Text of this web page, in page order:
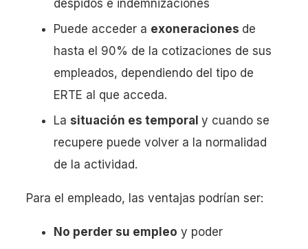
despidos e indemnizaciones
Puede acceder a exoneraciones de
hasta el 90% de la cotizaciones de sus
empleados, dependiendo del tipo de
ERTE al que acceda.
La situación es temporal y cuando se
recupere puede volver a la normalidad
de la actividad.
Para el empleado, las ventajas podrían ser:
No perder su empleo y poder